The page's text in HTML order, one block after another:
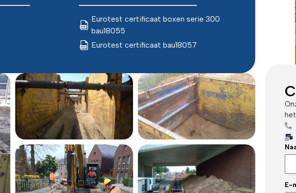
Eurotest certificaat boxen serie 300
bau18055
Eurotest certificaat bau18057
E-